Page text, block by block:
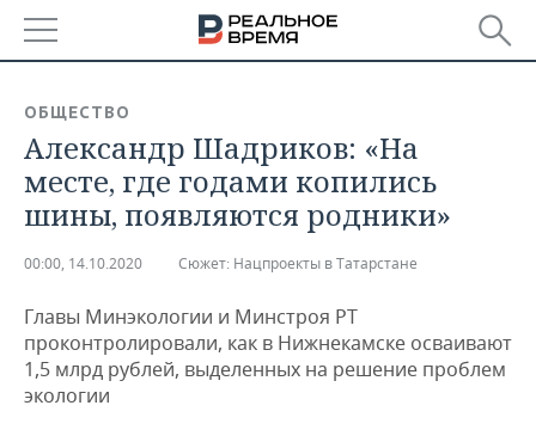
БАШКОРТОСТАН
ТАТАРСТАН
НОВОСТИ
АНАЛИТИКА
ДЕКЛАРАЦИИ О ДОХОДАХ
КОРОЛИ ГОСЗАКАЗА ПФО
НОВОСТИ ЭКОНОМИКИ
ФИНАНСЫ
ПРОМЫШЛЕННОСТЬ
НОВОСТИ
ПРОМЫШЛЕННОСТИ
НЕДВИЖИМОСТЬ
ОБЩЕСТВО
Александр Шадриков: «На
месте, где годами копились
шины, появляются родники»
00:00, 14.10.2020 Сюжет: Нацпроекты в Татарстане
Главы Минэкологии и Минстроя РТ
проконтролировали, как в Нижнекамске осваивают
1,5 млрд рублей, выделенных на решение проблем
экологии